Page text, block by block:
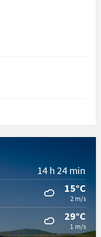
14 h 24 min
15°C
2 m/s
29°C
1 m/s